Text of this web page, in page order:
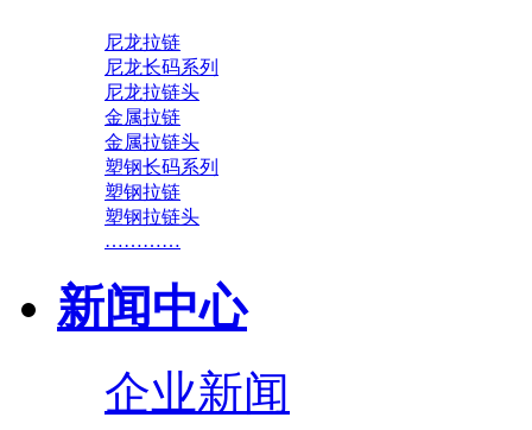
尼龙拉链
尼龙长码系列
尼龙拉链头
金属拉链
金属拉链头
塑钢长码系列
塑钢拉链
塑钢拉链头
…………
新闻中心
企业新闻